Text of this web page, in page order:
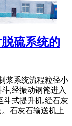
硫系统的
浆系统流程粒径小
,经振动钢篦进入
斗式提升机,经石灰
石灰石输送机上